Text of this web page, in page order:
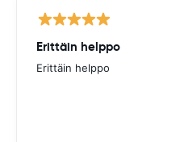
Erittäin helppo
Erittäin helppo